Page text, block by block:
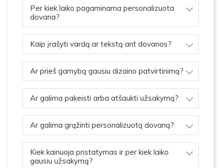
Per kiek laiko pagaminama personalizuota
dovana?
Kaip įrašyti vardą ar tekstą ant dovanos?
Ar prieš gamybą gausiu dizaino patvirtinimą?
Ar galima pakeisti arba atšaukti užsakymą?
Ar galima grąžinti personalizuotą dovaną?
Kiek kainuoja pristatymas ir per kiek laiko
gausiu užsakymą?